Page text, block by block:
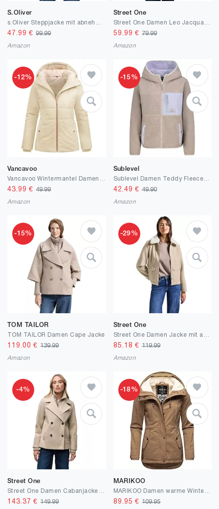
S.Oliver
47.99 €99.99
Amazon
Street One
59.99 € 79.99
Amazon
-12%
Vancavoo
43.99 €49.99
Amazon
-15%
Sublevel
42.49 € 49.90
Amazon
-15%
TOM TAILOR
TOM TAILOR Damen Cape Jacke
119.00 €139.99
Amazon
-29%
Street One
85.18 € 119.99
Amazon
-4%
Street One
143.37 €149.99
-18%
MARIKOO
89.95 € 109.95